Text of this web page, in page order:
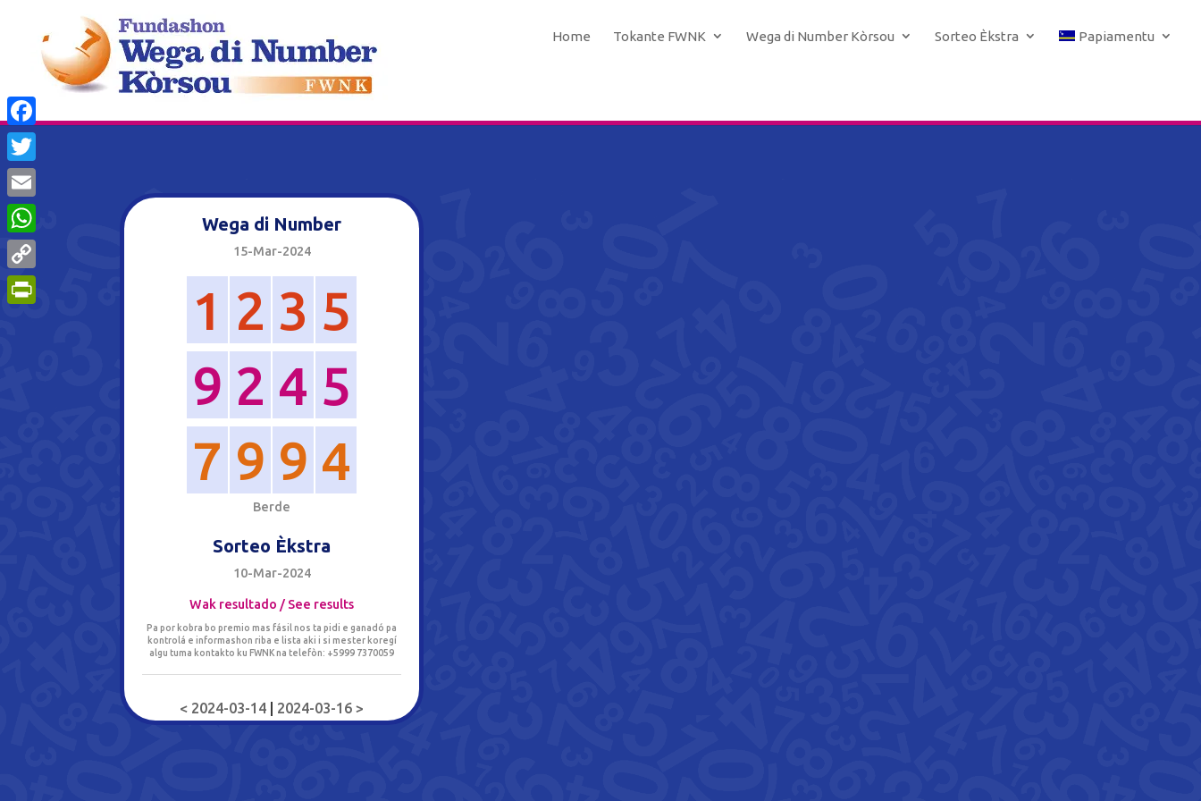
Home Tokante FWNK Wega di Number Kòrsou Sorteo Èkstra Papiamentu
Wega di Number
15-Mar-2024
1 2 3 5
9 2 4 5
7 9 9 4
Berde
Sorteo Èkstra
10-Mar-2024
Wak resultado / See results
Pa por kobra bo premio mas fásil nos ta pidi e ganadó pa
kontrolá e informashon riba e lista aki i si mester koregí
algu tuma kontakto ku FWNK na telefòn: +5999 7370059
< 2024-03-14 2024-03-16 >
Facebook
Twitter
Email
WhatsApp
Copy